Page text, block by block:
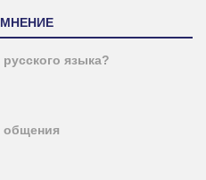
языка?
общения